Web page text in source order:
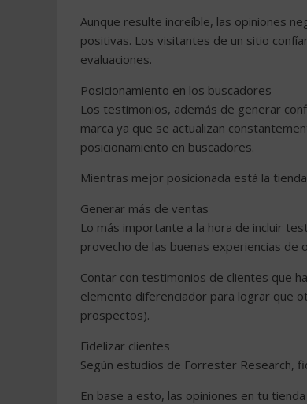
Aunque resulte increíble, las opiniones
positivas. Los visitantes de un sitio
evaluaciones.
Posicionamiento en los buscadores
Los testimonios, además de generar
marca ya que se actualizan
posicionamiento en buscadores.
Mientras mejor posicionada está la
Generar más de ventas
Lo más importante a la hora de incluir
provecho de las buenas experiencias de
Contar con testimonios de clientes que
elemento diferenciador para lograr que
prospectos).
Fidelizar clientes
Según estudios de Forrester Research,
En base a esto, las opiniones en tu